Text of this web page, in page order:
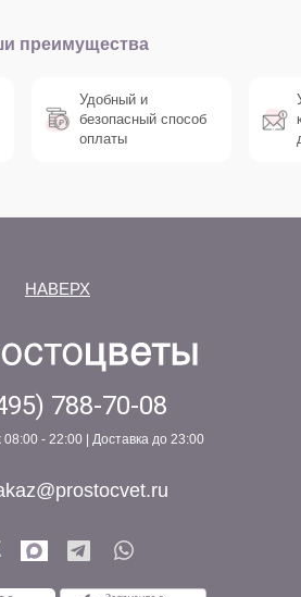
преимущества
Удобный и
безопасный способ
оплаты
НАВЕРХ
788-70-08
- 22:00 | Доставка до 23:00